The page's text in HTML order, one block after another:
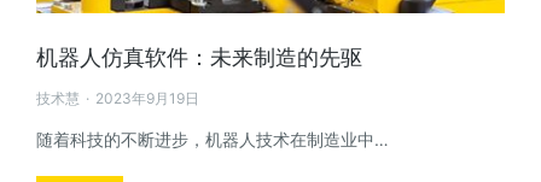
机器人仿真软件：未来制造的先驱
技术慧 2023年9月19日
随着科技的不断进步，机器人技术在制造业中…